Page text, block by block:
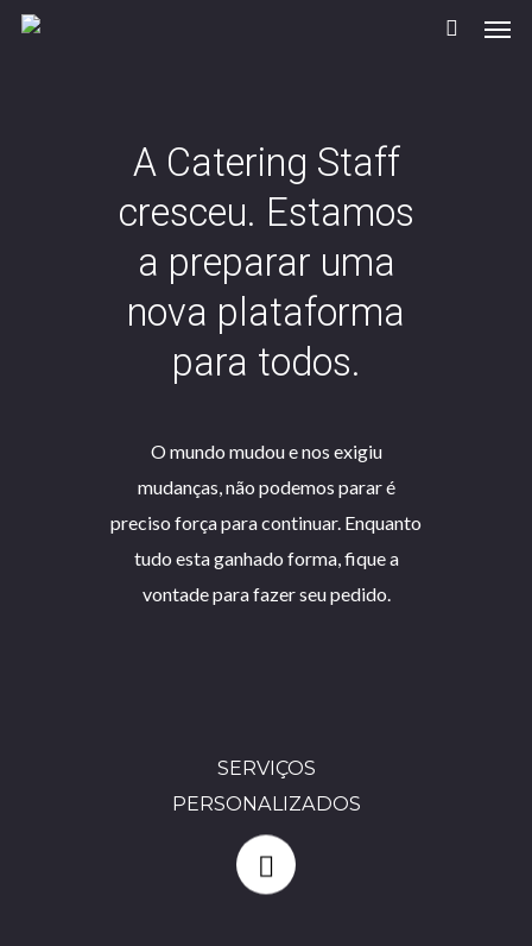
A Catering Staff
cresceu. Estamos
a preparar uma
nova plataforma
para todos.
O mundo mudou e nos exigiu
mudanças, não podemos parar é
preciso força para continuar. Enquanto
tudo esta ganhado forma, fique a
vontade para fazer seu pedido.
SERVIÇOS
PERSONALIZADOS